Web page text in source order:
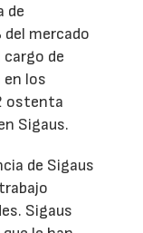
de
del mercado
cargo de
en los
ostenta
Sigaus.
de Sigaus
Sigaus